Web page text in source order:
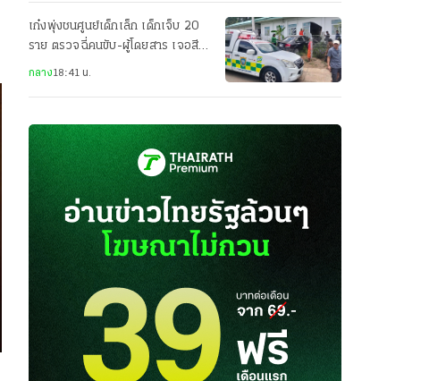
เก๋งพุ่งชนศูนย์เด็กเล็ก เด็กเจ็บ 20
ราย ตรวจฉี่คนขับ-ผู้โดยสาร เจอสี
กลาง18:41 น.